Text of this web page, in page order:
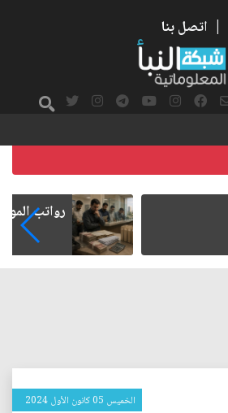
| اتصل بنا
على صفيح ساخن
الخميس 05 كانون الأول 2024